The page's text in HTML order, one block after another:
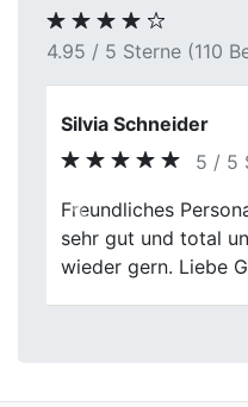
4.95 / 5 Sterne (110
Karl Martin
5 /
Ab jetzt unsere
Sachen Auto
Zuverlässigkeit
Previous